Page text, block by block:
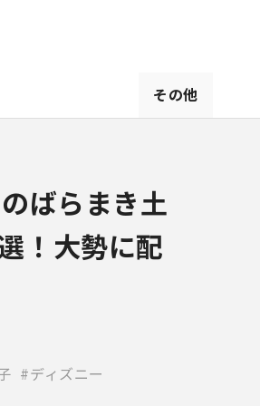
その他
ばらまき土
！大勢に配
ディズニー